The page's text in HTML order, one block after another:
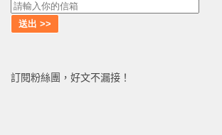
訂閱粉絲團，好文不漏接！